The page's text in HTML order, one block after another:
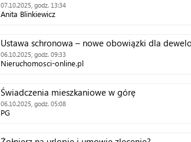
07.10.2025, godz. 13:34
Anita Blinkiewicz
Ustawa schronowa – nowe obowiązki dla
06.10.2025, godz. 09:33
Nieruchomosci-online.pl
Świadczenia mieszkaniowe w górę
06.10.2025, godz. 05:08
PG